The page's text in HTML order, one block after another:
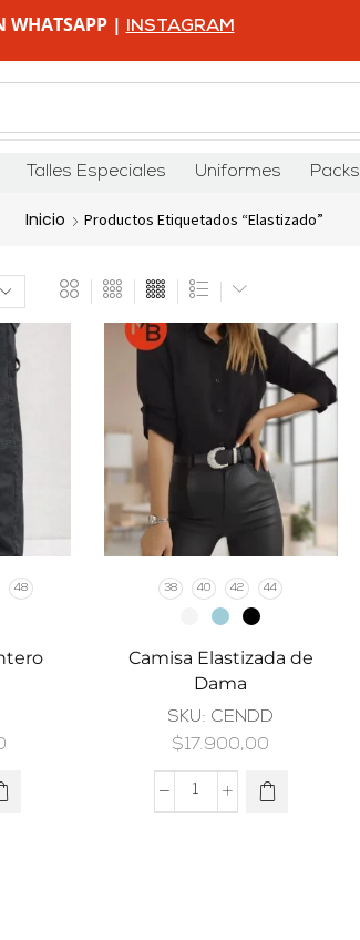
WHATSAPP | INSTAGRAM
Talles Especiales Uniformes Packs
Inicio Productos Etiquetados “elastizado”
48 38 40 42 44
Camisa Elastizada de
Dama
SKU: CENDD
$17.900,00